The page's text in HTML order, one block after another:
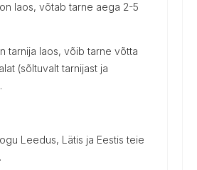
laos, võtab tarne aega 2-5
tarnija laos, võib tarne võtta
(sõltuvalt tarnijast ja
Leedus, Lätis ja Eestis teie